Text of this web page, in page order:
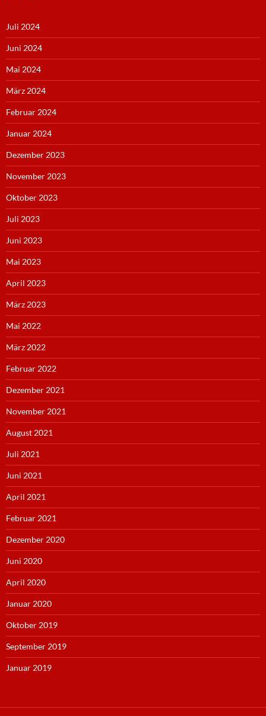
Juli 2024
Juni 2024
Mai 2024
März 2024
Februar 2024
Januar 2024
Dezember 2023
November 2023
Oktober 2023
Juli 2023
Juni 2023
Mai 2023
April 2023
März 2023
Mai 2022
März 2022
Februar 2022
Dezember 2021
November 2021
August 2021
Juli 2021
Juni 2021
April 2021
Februar 2021
Dezember 2020
Juni 2020
April 2020
Januar 2020
Oktober 2019
September 2019
Januar 2019